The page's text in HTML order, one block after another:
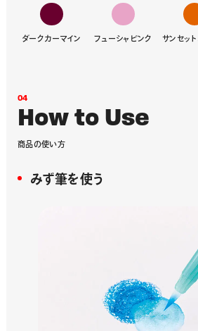
ダークカーマイン フューシャピンク サンセッ
04
How to Use
商品の使い方
みず筆を使う